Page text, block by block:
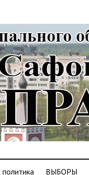
политика ВЫБОРЫ